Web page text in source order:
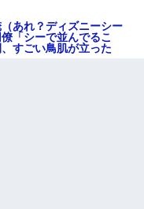
あれ？ディズニーシー
「シーで並んでるこ
すごい鳥肌が立った